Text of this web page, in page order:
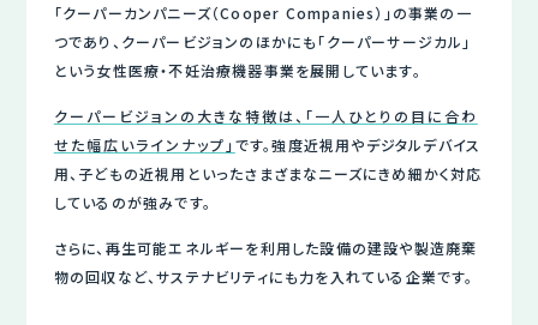
「クーパーカンパニーズ（Cooper Companies）」の事業の一
つであり、クーパービジョンのほかにも「クーパーサージカル」
という女性医療・不妊治療機器事業を展開しています。
クーパービジョンの大きな特徴は、「一人ひとりの目に合わ
せた幅広いラインナップ」です。強度近視用やデジタルデバイス
用、子どもの近視用といったさまざまなニーズにきめ細かく対応
しているのが強みです。
さらに、再生可能エネルギーを利用した設備の建設や製造廃棄
物の回収など、サステナビリティにも力を入れている企業です。